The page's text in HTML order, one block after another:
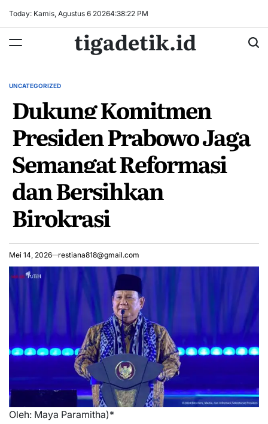
Today: Kamis, Agustus 6 20264:38:22 PM
tigadetik.id
POSTED
UNCATEGORIZED
Dukung Komitmen
Presiden Prabowo Jaga
Semangat Reformasi
dan Bersihkan
Birokrasi
Mei 14, 2026 restiana818@gmail.com
Oleh: Maya Paramitha)*